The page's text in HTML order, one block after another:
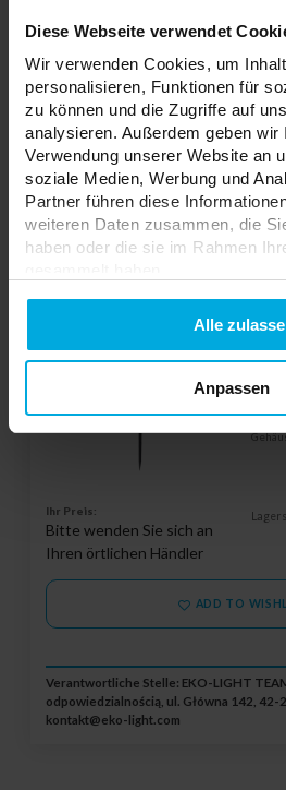
Diese Webseite verwendet
Wir verwenden Cookies, um
personalisieren, Funktionen für
zu können und die Zugriffe auf
analysieren. Außerdem geben
Verwendung unserer Website an
soziale Medien, Werbung und
Partner führen diese
weiteren Daten zusammen, die
haben oder die sie im Rahmen
DatenschutzerklarungAlle
Anpassen
Ihr Preis:
Bitte wenden Sie sich an
Ihren örtlichen Händler
ADD TO
Verantwortliche Stelle: EKO-LIGHT
odpowiedzialnością, ul. Główna 142, 42-
kontakt@eko-light.com
Solarlampe, die eine
Ihr Preis:
Bitte wenden Sie sich an
Ihren örtlichen Händler
ADD TO
Verantwortliche Stelle: EKO-LIGHT
odpowiedzialnością, ul. Główna 142, 42-
kontakt@eko-light.com